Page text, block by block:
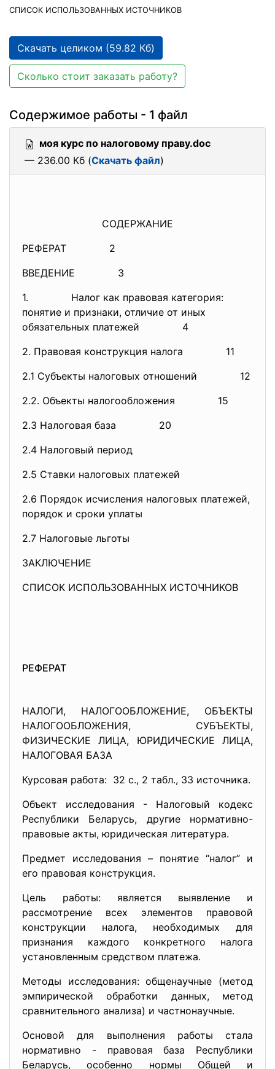
СПИСОК ИСПОЛЬЗОВАННЫХ ИСТОЧНИКОВ
Скачать целиком (59.82 Кб)
Сколько стоит заказать работу?
Содержимое работы - 1 файл
моя курс по налоговому праву.doc
— 236.00 Кб (Скачать файл)
СОДЕРЖАНИЕ
РЕФЕРАТ 2
ВВЕДЕНИЕ 3
1. Налог как правовая категория:
понятие и признаки, отличие от иных
обязательных платежей 4
2. Правовая конструкция налога 11
2.1 Субъекты налоговых отношений 12
2.2. Объекты налогообложения 15
2.3 Налоговая база 20
2.4 Налоговый период
2.5 Ставки налоговых платежей
2.6 Порядок исчисления налоговых платежей,
порядок и сроки уплаты
2.7 Налоговые льготы
ЗАКЛЮЧЕНИЕ
СПИСОК ИСПОЛЬЗОВАННЫХ ИСТОЧНИКОВ
РЕФЕРАТ
НАЛОГИ, НАЛОГООБЛОЖЕНИЕ, ОБЪЕКТЫ
НАЛОГООБЛОЖЕНИЯ, СУБЪЕКТЫ,
ФИЗИЧЕСКИЕ ЛИЦА, ЮРИДИЧЕСКИЕ ЛИЦА,
НАЛОГОВАЯ БАЗА
Курсовая работа: 32 с., 2 табл., 33 источника.
Объект исследования - Налоговый кодекс
Республики Беларусь, другие нормативно-
правовые акты, юридическая литература.
Предмет исследования – понятие “налог” и
его правовая конструкция.
Цель работы: является выявление и
рассмотрение всех элементов правовой
конструкции налога, необходимых для
признания каждого конкретного налога
установленным средством платежа.
Методы исследования: общенаучные (метод
эмпирической обработки данных, метод
сравнительного анализа) и частнонаучные.
Основой для выполнения работы стала
нормативно - правовая база Республики
Беларусь, особенно нормы Общей и